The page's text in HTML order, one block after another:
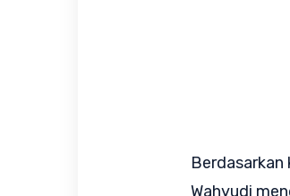
Wahyudi